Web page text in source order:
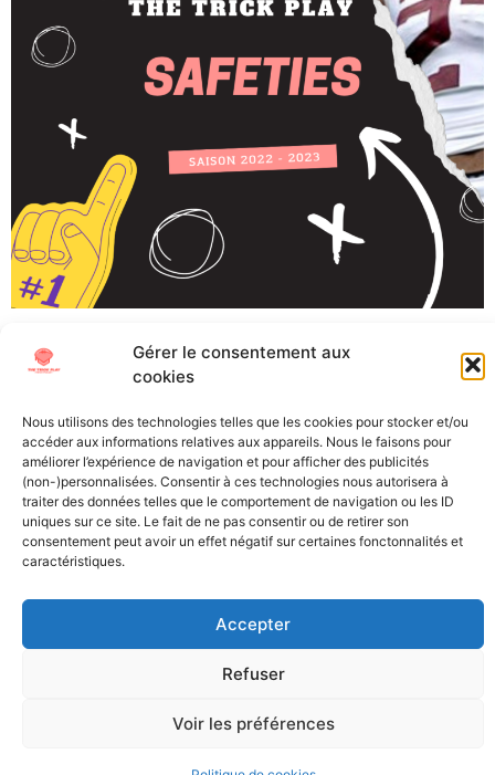
Gérer le consentement aux
cookies
Nous utilisons des technologies telles que les cookies pour stocker et/ou
accéder aux informations relatives aux appareils. Nous le faisons pour
améliorer l’expérience de navigation et pour afficher des publicités
(non-)personnalisées. Consentir à ces technologies nous autorisera à
traiter des données telles que le comportement de navigation ou les ID
uniques sur ce site. Le fait de ne pas consentir ou de retirer son
consentement peut avoir un effet négatif sur certaines fonctonnalités et
caractéristiques.
Accepter
Refuser
Voir les préférences
All Texts Rights Reserved © 2023
Tous les textes présents sur ce site sont protégés par les droits
d’auteur. Il est interdit de reproduire, distribuer ou utiliser de
expresse de leurs propriétaires.